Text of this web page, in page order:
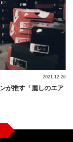
が推す「麗しのエア
2021.12.26